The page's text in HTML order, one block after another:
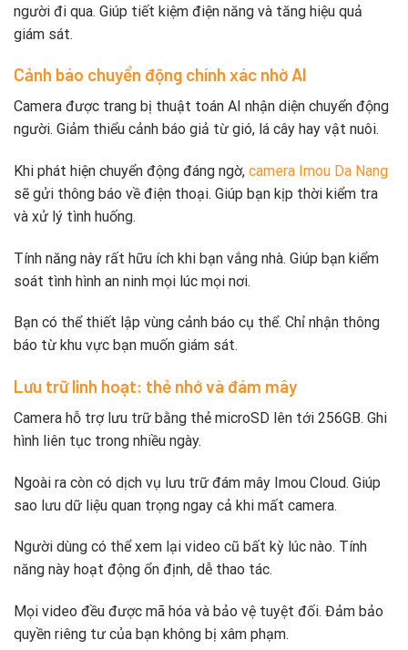
người đi qua. Giúp tiết kiệm điện năng và tăng hiệu quả
giám sát.
Cảnh báo chuyển động chính xác nhờ AI
Camera được trang bị thuật toán AI nhận diện chuyển động
người. Giảm thiểu cảnh báo giả từ gió, lá cây hay vật nuôi.
Khi phát hiện chuyển động đáng ngờ, camera Imou Da Nang
sẽ gửi thông báo về điện thoại. Giúp bạn kịp thời kiểm tra
và xử lý tình huống.
Tính năng này rất hữu ích khi bạn vắng nhà. Giúp bạn kiểm
soát tình hình an ninh mọi lúc mọi nơi.
Bạn có thể thiết lập vùng cảnh báo cụ thể. Chỉ nhận thông
báo từ khu vực bạn muốn giám sát.
Lưu trữ linh hoạt: thẻ nhớ và đám mây
Camera hỗ trợ lưu trữ bằng thẻ microSD lên tới 256GB. Ghi
hình liên tục trong nhiều ngày.
Ngoài ra còn có dịch vụ lưu trữ đám mây Imou Cloud. Giúp
sao lưu dữ liệu quan trọng ngay cả khi mất camera.
Người dùng có thể xem lại video cũ bất kỳ lúc nào. Tính
năng này hoạt động ổn định, dễ thao tác.
Mọi video đều được mã hóa và bảo vệ tuyệt đối. Đảm bảo
quyền riêng tư của bạn không bị xâm phạm.